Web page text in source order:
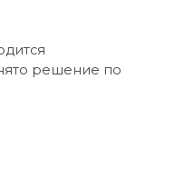
решение по